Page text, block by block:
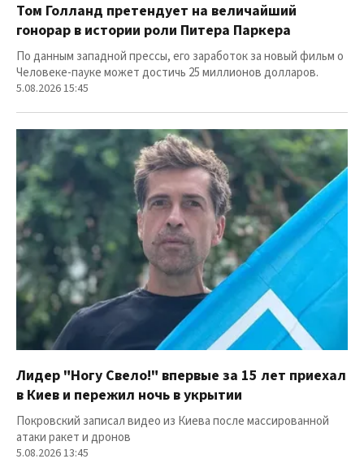
Том Голланд претендует на величайший
гонорар в истории роли Питера Паркера
По данным западной прессы, его заработок за новый фильм о
Человеке-пауке может достичь 25 миллионов долларов.
5.08.2026 15:45
Лидер "Ногу Свело!" впервые за 15 лет приехал
в Киев и пережил ночь в укрытии
Покровский записал видео из Киева после массированной
атаки ракет и дронов
5.08.2026 13:45